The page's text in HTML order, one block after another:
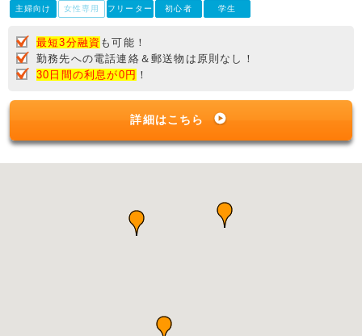
主婦向け 女性専用 フリーター 初心者 学生
最短3分融資 も可能！
勤務先への電話連絡＆郵送物は原則なし！
30日間の利息が0円 ！
詳細はこちら